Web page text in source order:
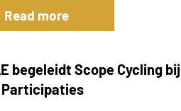
Read more
begeleidt Scope Cycling
Participaties